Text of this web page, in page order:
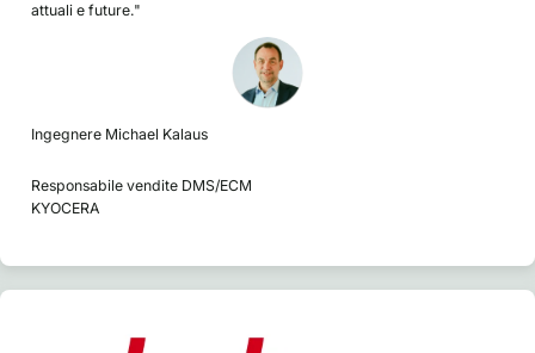
attuali e future."
Ingegnere Michael Kalaus
Responsabile vendite DMS/ECM
KYOCERA